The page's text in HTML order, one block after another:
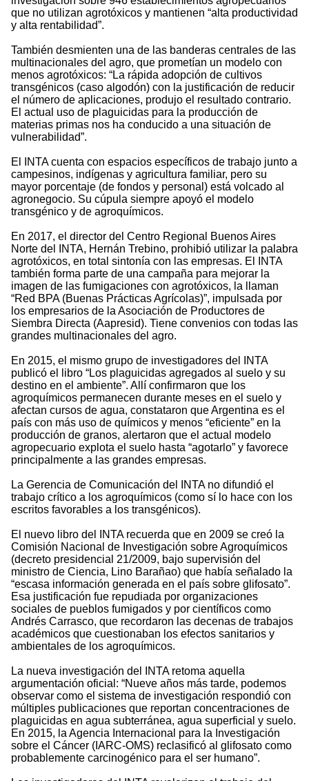
que no utilizan agrotóxicos y mantienen “alta productividad
y alta rentabilidad”.
También desmienten una de las banderas centrales de las
multinacionales del agro, que prometían un modelo con
menos agrotóxicos: “La rápida adopción de cultivos
transgénicos (caso algodón) con la justificación de reducir
el número de aplicaciones, produjo el resultado contrario.
El actual uso de plaguicidas para la producción de
materias primas nos ha conducido a una situación de
vulnerabilidad”.
El INTA cuenta con espacios específicos de trabajo junto a
campesinos, indígenas y agricultura familiar, pero su
mayor porcentaje (de fondos y personal) está volcado al
agronegocio. Su cúpula siempre apoyó el modelo
transgénico y de agroquímicos.
En 2017, el director del Centro Regional Buenos Aires
Norte del INTA, Hernán Trebino, prohibió utilizar la palabra
agrotóxicos, en total sintonía con las empresas. El INTA
también forma parte de una campaña para mejorar la
imagen de las fumigaciones con agrotóxicos, la llaman
“Red BPA (Buenas Prácticas Agrícolas)”, impulsada por
los empresarios de la Asociación de Productores de
Siembra Directa (Aapresid). Tiene convenios con todas las
grandes multinacionales del agro.
En 2015, el mismo grupo de investigadores del INTA
publicó el libro “Los plaguicidas agregados al suelo y su
destino en el ambiente”. Allí confirmaron que los
agroquímicos permanecen durante meses en el suelo y
afectan cursos de agua, constataron que Argentina es el
país con más uso de químicos y menos “eficiente” en la
producción de granos, alertaron que el actual modelo
agropecuario explota el suelo hasta “agotarlo” y favorece
principalmente a las grandes empresas.
La Gerencia de Comunicación del INTA no difundió el
trabajo crítico a los agroquímicos (como sí lo hace con los
escritos favorables a los transgénicos).
El nuevo libro del INTA recuerda que en 2009 se creó la
Comisión Nacional de Investigación sobre Agroquímicos
(decreto presidencial 21/2009, bajo supervisión del
ministro de Ciencia, Lino Barañao) que había señalado la
“escasa información generada en el país sobre glifosato”.
Esa justificación fue repudiada por organizaciones
sociales de pueblos fumigados y por científicos como
Andrés Carrasco, que recordaron las decenas de trabajos
académicos que cuestionaban los efectos sanitarios y
ambientales de los agroquímicos.
La nueva investigación del INTA retoma aquella
argumentación oficial: “Nueve años más tarde, podemos
observar como el sistema de investigación respondió con
múltiples publicaciones que reportan concentraciones de
plaguicidas en agua subterránea, agua superficial y suelo.
En 2015, la Agencia Internacional para la Investigación
sobre el Cáncer (IARC-OMS) reclasificó al glifosato como
probablemente carcinogénico para el ser humano”.